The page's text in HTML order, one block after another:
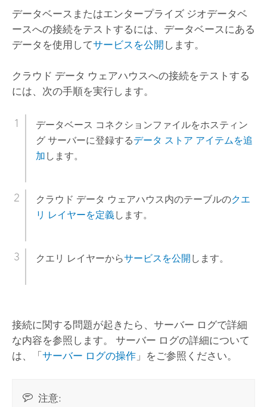
データベースまたはエンタープライズ ジオデータベ
ースへの接続をテストするには、データベースにある
データを使用してサービスを公開 します。
クラウド データ ウェアハウスへの接続をテストする
には、次の手順を実行します。
データベース コネクションファイルをホスティン
グ サーバーに登録するデータ ストア アイテムを追
加 します。
クラウド データ ウェアハウス内のテーブルのクエ
リ レイヤーを定義します。
クエリ レイヤーからサービスを公開 します。
接続に関する問題が起きたら、サーバー ログで詳細
な内容を参照します。 サーバー ログの詳細について
は、「サーバー ログの操作」をご参照ください。
注意: